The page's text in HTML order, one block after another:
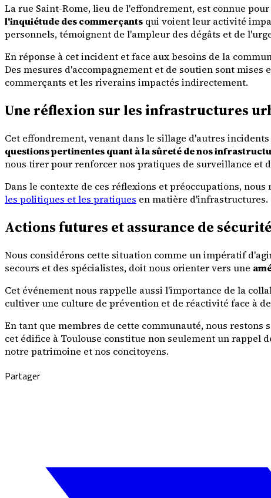
La rue Saint-Rome, lieu de l'effondrement, est connue
l'inquiétude des commerçants qui voient leur activité
personnels, témoignent de l'ampleur des dégâts et de
En réponse à cet incident et face aux besoins de la
Des mesures d'accompagnement et de soutien sont
commerçants et les riverains impactés indirectement.
Une réflexion sur les infrastructures
Cet effondrement, venant dans le sillage d'autres
questions pertinentes quant à la sûreté de nos
nous tirer pour renforcer nos pratiques de surveillance et
Dans le contexte de ces réflexions et préoccupations,
les politiques et les pratiques en matière d'infrastructures.
Actions futures et assurance de sécurité
Nous considérons cette situation comme un impératif
secours et des spécialistes, doit nous orienter vers une
Cet événement nous rappelle aussi l'importance de la
cultiver une culture de prévention et de réactivité face à
En tant que membres de cette communauté, nous
cet édifice à Toulouse constitue non seulement un
notre patrimoine et nos concitoyens.
Partager